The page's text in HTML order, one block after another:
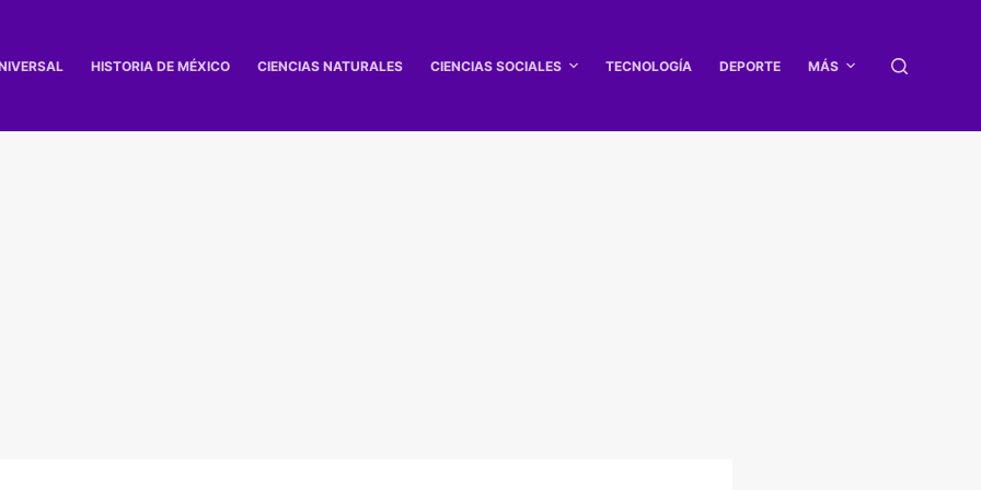
HISTORIA DE MÉXICO CIENCIAS NATURALES CIENCIAS SOCIALES TECNOLOGÍA DEPORTE MÁS